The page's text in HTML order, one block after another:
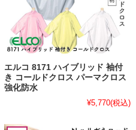
エルコ 8171 ハイブリッド 袖付
き コールドクロス パーマクロス
強化防水
¥5,770(税込)